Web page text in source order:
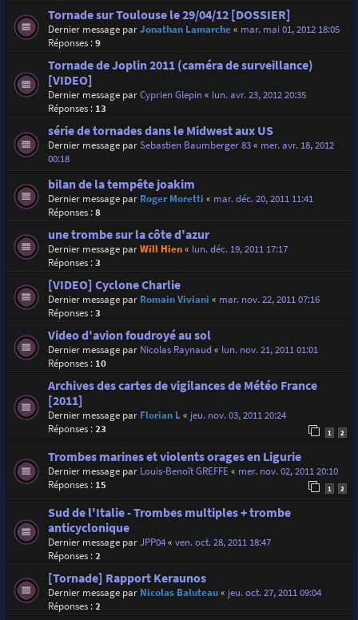
Tornade sur Toulouse le 29/04/12 [DOSSIER]
Dernier message parJonathan Lamarche« mar. mai 01, 2012 18:05
Réponses :9
Tornade de Joplin 2011 (caméra de surveillance)
[VIDEO]
Dernier message parCyprien Glepin« lun. avr. 23, 2012 20:35
Réponses : 13
série de tornades dans le Midwest aux US
Dernier message parSebastien Baumberger 83« mer. avr. 18, 2012
00:18
bilan de la tempête joakim
Dernier message par Roger Moretti « mar. déc. 20, 2011 11:41
Réponses :8
une trombe sur la côte d'azur
Dernier message parWill Hien« lun. déc. 19, 2011 17:17
Réponses :3
[VIDEO] Cyclone Charlie
Dernier message par Romain Viviani « mar. nov. 22, 2011 07:16
Réponses :3
Video d'avion foudroyé au sol
Dernier message par Nicolas Raynaud« lun. nov. 21, 2011 01:01
Réponses : 10
Archives des cartes de vigilances de Météo France
[2011]
Dernier message par Florian L« jeu. nov. 03, 2011 20:24
Réponses :23 1 2
Trombes marines et violents orages en Ligurie
Dernier message par Louis-Benoît GREFFE« mer. nov. 02, 2011 20:10
Réponses : 15 1 2
Sud de l'Italie - Trombes multiples + trombe
anticyclonique
Dernier message parJPP04« ven. oct. 28, 2011 18:47
Réponses :2
[Tornade] Rapport Keraunos
Dernier message par Nicolas Baluteau« jeu. oct. 27, 2011 09:04
Réponses :2